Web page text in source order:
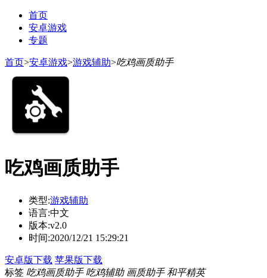
首页
安卓游戏
专题
首页>安卓游戏>游戏辅助>吃鸡画质助手
吃鸡画质助手
类型:游戏辅助
语言:中文
版本:v2.0
时间:2020/12/21 15:29:21
安卓版下载 苹果版下载
标签 吃鸡画质助手 吃鸡辅助 画质助手 和平精英